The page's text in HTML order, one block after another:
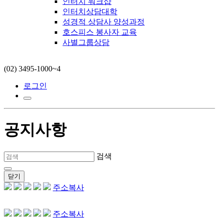
인터치상담대학
성경적 상담사 양성과정
호스피스 봉사자 교육
사별그룹상담
(02) 3495-1000~4
로그인
공지사항
검색
닫기
주소복사
주소복사